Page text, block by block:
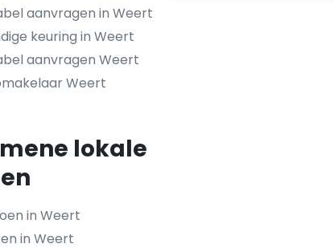
aanvragen in Weert
keuring in Weert
aanvragen Weert
Weert
lokale
in Weert
in Weert